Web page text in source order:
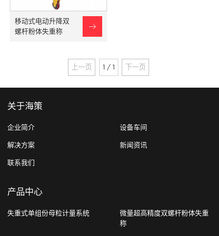
移动式电动升降双
螺杆粉体失重称

上一页 1 / 1 下一页
关于海策
企业简介 设备车间
解决方案 新闻资讯
联系我们
产品中心
失重式单组份母粒计量系统
微量超高精度双螺杆粉体失重
称